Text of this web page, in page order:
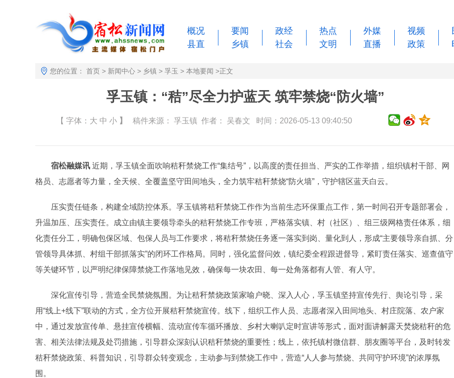
概况
县直
要闻
乡镇
政经
社会
热点
文明
外媒
直播
视频
政策
您的位置： 首页 > 新闻中心 > 乡镇 > 孚玉 > 本地要闻 >正文
孚玉镇：“秸”尽全力护蓝天 筑牢禁烧“防火墙”
【 字体： 大 中 小】 稿件来源： 孚玉镇作者： 吴春文 时间：2026-05-13 09:40:50
宿松融媒讯 近期，孚玉镇全面吹响秸秆禁烧工作“集结号”，以高度的责任担当、严实的工作举措，组织镇村干部、网
格员、志愿者等力量，全天候、全覆盖坚守田间地头，全力筑牢秸秆禁烧“防火墙”，守护辖区蓝天白云。
压实责任链条，构建全域防控体系。孚玉镇将秸秆禁烧工作作为当前生态环保重点工作，第一时间召开专题部署会，
升温加压、压实责任。成立由镇主要领导牵头的秸秆禁烧工作专班，严格落实镇、村（社区）、组三级网格责任体系，细
化责任分工，明确包保区域、包保人员与工作要求 ，将秸秆禁烧任务逐一落实到岗、量化到人，形成“主要领导亲自抓、分
管领导具体抓、村组干部抓落实”的闭环工作格局。同时，强化监督问效，镇纪委全程跟进督导，紧盯责任落实、巡查值守
等关键环节，以严明纪律保障禁烧工作落地见效，确保每一块农田、每一处角落都有人管、有人守。
深化宣传引导，营造全民禁烧氛围。为让秸秆禁烧政策家喻户晓、深入人心，孚玉镇坚持宣传先行、舆论引导，采
用“线上+线下”联动的方式，全方位开展秸秆禁烧宣传。线下，组织工作人员、志愿者深入田间地头、村庄院落、农户家
中，通过发放宣传单、悬挂宣传横幅、流动宣传车循环播放、乡村大喇叭定时宣讲等形式，面对面讲解露天焚烧秸秆的危
害、相关法律法规及处罚措施，引导群众深刻认识秸秆禁烧的重要性；线上，依托镇村微信群、朋友圈等平台，及时转发
秸秆禁烧政策、科普知识，引导群众转变观念，主动参与到 禁烧工作中，营造“人人参与禁烧、共同守护环境”的浓厚氛
围。